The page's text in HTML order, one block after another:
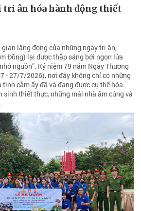
tri ân hóa hành động thiết
gian lắng đọng của những ngày tri ân,
Đồng) lại được thắp sáng bởi ngọn lửa
nguồn”. Kỷ niệm 79 năm Ngày Thương
- 27/7/2026), nơi đây không chỉ có những
cảm ấy đã và đang được cụ thể hóa
sinh thiết thực, những mái nhà ấm cúng và